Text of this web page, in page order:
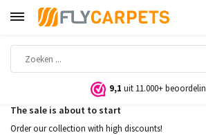
9,1 uit 11.000+
The sale is about to start
Order our collection with high discounts!